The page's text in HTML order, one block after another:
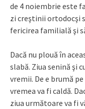
de 4 noiembrie este
zi creştinii ortodocşi
fericirea familială şi
Dacă nu plouă în
slabă. Ziua senină şi
vremii. De e brumă
vremea va fi caldă.
ziua următoare va fi